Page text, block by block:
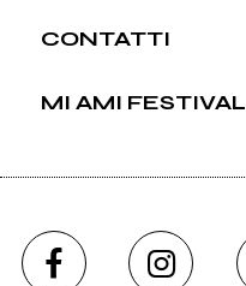
CONTATTI
MI AMI FESTIVAL